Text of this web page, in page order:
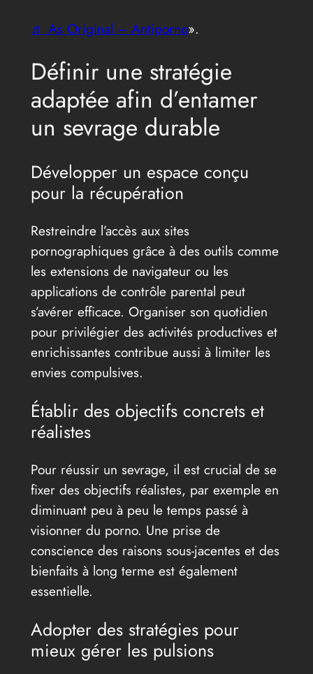
♬ As Original – Antiporno».
Définir une stratégie
adaptée afin d’entamer
un sevrage durable
Développer un espace conçu
pour la récupération
Restreindre l’accès aux sites
pornographiques grâce à des outils comme
les extensions de navigateur ou les
applications de contrôle parental peut
s’avérer efficace. Organiser son quotidien
pour privilégier des activités productives et
enrichissantes contribue aussi à limiter les
envies compulsives.
Établir des objectifs concrets et
réalistes
Pour réussir un sevrage, il est crucial de se
fixer des objectifs réalistes, par exemple en
diminuant peu à peu le temps passé à
visionner du porno. Une prise de
conscience des raisons sous-jacentes et des
bienfaits à long terme est également
essentielle.
Adopter des stratégies pour
mieux gérer les pulsions